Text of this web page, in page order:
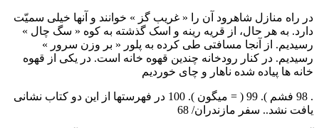
در راه منازل شاهرود آن را « غريب گز » خوانند و آنها خيلی سميّت
دارد. به هر حال، از قريه رينه و اسک گذشته به کوه « سگ چال »
رسيديم. از آنجا مسافتی طی کرده به پلور « بر وزن سرور »
رسيديم. در کنار رودخانه چندين قهوه خانه است. در يکی از قهوه
خانه ها پياده شده ناهار و چای خورديم
. 98 فشم ). 99 ( = ميگون ). 100 در فهرستها از اين دو کتاب نشانی
يافت نشد.. سفر مازندران/ 68